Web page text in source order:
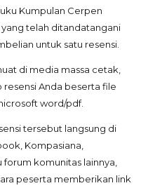
Kumpulan Cerpen
yang telah ditandatangani
untuk satu resensi.
di media massa cetak,
resensi Anda beserta file
word/pdf.
tersebut langsung di
Kompasiana,
komunitas lainnya,
peserta memberikan link